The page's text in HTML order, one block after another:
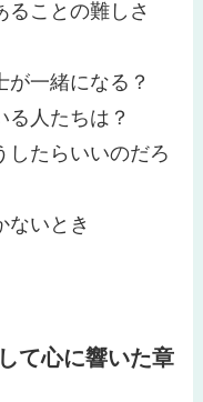
ことの難しさ
一緒になる？
人たちは？
たらいいのだろ
いとき
て心に響いた章